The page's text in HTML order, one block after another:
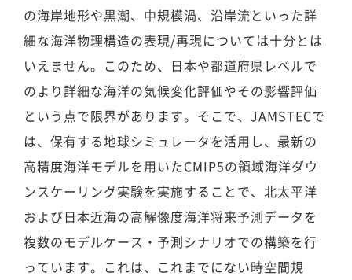
の海岸地形や黒潮、中規模渦、沿岸流といった詳
細な海洋物理構造の表現/再現については十分とは
いえません。このため、日本や都道府県レベルで
のより詳細な海洋の気候変化評価やその影響評価
という点で限界があります。そこで、JAMSTECで
は、保有する地球シミュレータを活用し、最新の
高精度海洋モデルを用いたCMIP5の領域海洋ダウ
ンスケーリング実験を実施することで、北太平洋
および日本近海の高解像度海洋将来予測データを
複数のモデルケース・予測シナリオでの構築を行
っています。これは、これまでにない時空間規